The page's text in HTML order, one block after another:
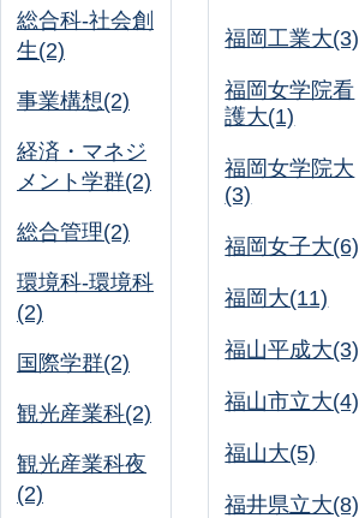
総合科-社会創
生(2)
事業構想(2)
経済・マネジ
メント学群(2)
総合管理(2)
環境科-環境科
(2)
国際学群(2)
観光産業科(2)
観光産業科夜
(2)
福岡工業大(3)
福岡女学院看
護大(1)
福岡女学院大
(3)
福岡女子大(6)
福岡大(11)
福山平成大(3)
福山市立大(4)
福山大(5)
福井県立大(8)